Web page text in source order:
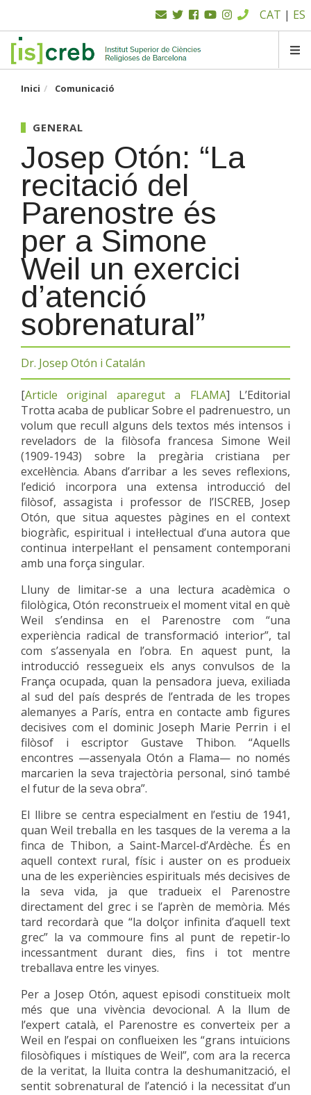
contingut
superior
SK
CAT | ES
Inici Comunicació
GENERAL
Josep Otón: “La
recitació del
Parenostre és
per a Simone
Weil un exercici
d’atenció
sobrenatural”
Dr. Josep Otón i Catalán
[Article original aparegut a FLAMA] L’Editorial
Trotta acaba de publicar Sobre el padrenuestro, un
volum que recull alguns dels textos més intensos i
reveladors de la filòsofa francesa Simone Weil
(1909-1943) sobre la pregària cristiana per
excel·lència. Abans d’arribar a les seves reflexions,
l’edició incorpora una extensa introducció del
filòsof, assagista i professor de l’ISCREB, Josep
Otón, que situa aquestes pàgines en el context
biogràfic, espiritual i intel·lectual d’una autora que
continua interpel·lant el pensament contemporani
amb una força singular.
Lluny de limitar-se a una lectura acadèmica o
filològica, Otón reconstrueix el moment vital en què
Weil s’endinsa en el Parenostre com “una
experiència radical de transformació interior”, tal
com s’assenyala en l’obra. En aquest punt, la
introducció ressegueix els anys convulsos de la
França ocupada, quan la pensadora jueva, exiliada
al sud del país després de l’entrada de les tropes
alemanyes a París, entra en contacte amb figures
decisives com el dominic Joseph Marie Perrin i el
filòsof i escriptor Gustave Thibon. “Aquells
encontres —assenyala Otón a Flama— no només
marcarien la seva trajectòria personal, sinó també
el futur de la seva obra”.
El llibre se centra especialment en l’estiu de 1941,
quan Weil treballa en les tasques de la verema a la
finca de Thibon, a Saint-Marcel-d’Ardèche. És en
aquell context rural, físic i auster on es produeix
una de les experiències espirituals més decisives de
la seva vida, ja que tradueix el Parenostre
directament del grec i se l’aprèn de memòria. Més
tard recordarà que “la dolçor infinita d’aquell text
grec” la va commoure fins al punt de repetir-lo
incessantment durant dies, fins i tot mentre
treballava entre les vinyes.
Per a Josep Otón, aquest episodi constitueix molt
més que una vivència devocional. A la llum de
l’expert català, el Parenostre es converteix per a
Weil en l’espai on conflueixen les “grans intuïcions
filosòfiques i místiques de Weil”, com ara la recerca
de la veritat, la lluita contra la deshumanització, el
sentit sobrenatural de l’atenció i la necessitat d’un